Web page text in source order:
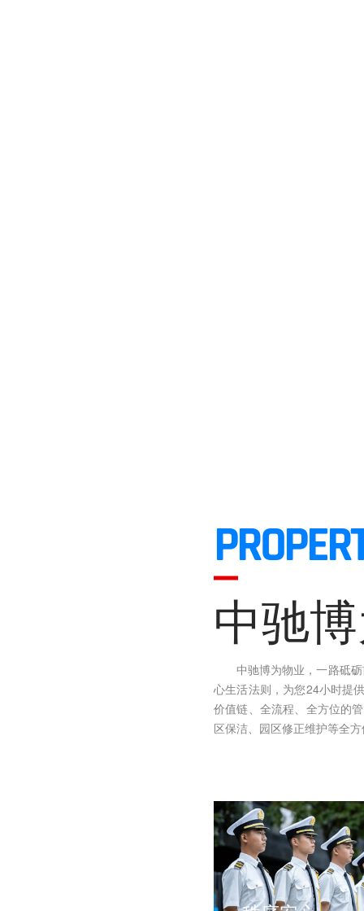
中驰
中驰博为物业，一路砥砺
心生活法则，为您24小时提
价值链、全流程、全方位的
区保洁、园区修正维护等全